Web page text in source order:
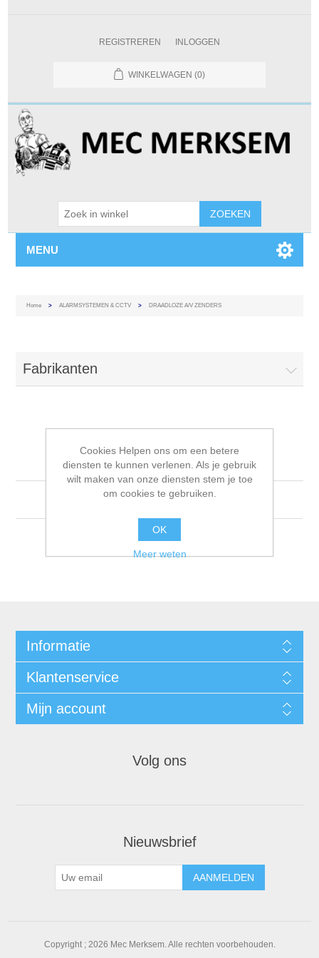
REGISTREREN INLOGGEN
WINKELWAGEN (0)
MENU
Home > ALARMSYSTEMEN & CCTV > DRAADLOZE A/V ZENDERS
Fabrikanten
ZENDERS
Informatie
Klantenservice
Mijn account
Volg ons
Nieuwsbrief
Copyright ; 2026 Mec Merksem. Alle rechten voorbehouden.
Cookies Helpen ons om een betere
diensten te kunnen verlenen. Als je gebruik
wilt maken van onze diensten stem je toe
om cookies te gebruiken.
OK
Meer weten